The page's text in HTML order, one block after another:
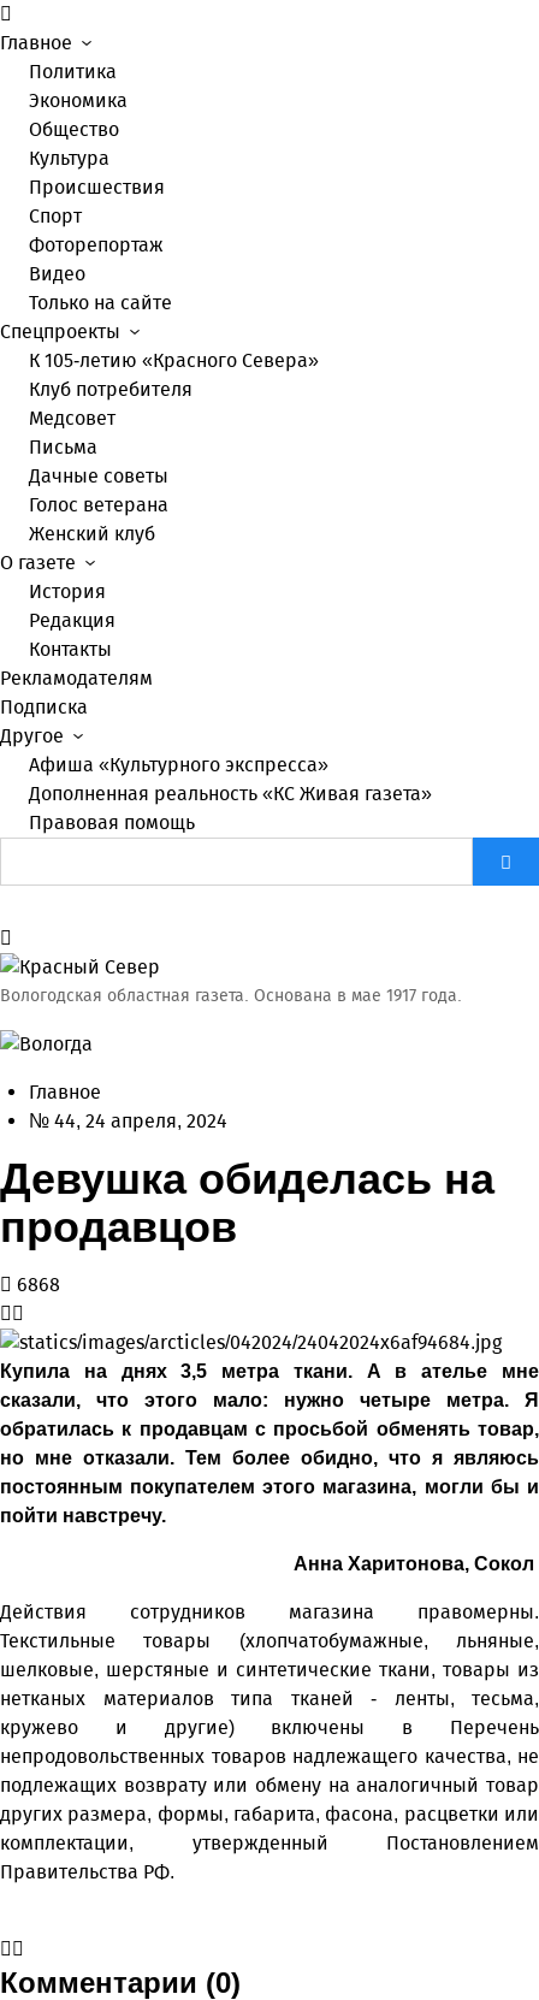
Главное
Политика
Экономика
Общество
Культура
Происшествия
Спорт
Фоторепортаж
Видео
Только на сайте
Спецпроекты
К 105-летию «Красного Севера»
Клуб потребителя
Медсовет
Письма
Дачные советы
Голос ветерана
Женский клуб
О газете
История
Редакция
Контакты
Рекламодателям
Подписка
Другое
Афиша «Культурного экспресса»
Дополненная реальность «КС Живая газета»
Правовая помощь
Вологодская областная газета. Основана в мае 1917 года.
Главное
№ 44, 24 апреля, 2024
Девушка обиделась на
продавцов
6868
Купила на днях 3,5 метра ткани. А в ателье мне
сказали, что этого мало: нужно четыре метра. Я
обратилась к продавцам с просьбой обменять товар,
но мне отказали. Тем более обидно, что я являюсь
постоянным покупателем этого магазина, могли бы и
пойти навстречу.
Анна Харитонова, Сокол
Действия сотрудников магазина правомерны.
Текстильные товары (хлопчатобумажные, льняные,
шелковые, шерстяные и синтетические ткани, товары из
нетканых материалов типа тканей - ленты, тесьма,
кружево и другие) включены в Перечень
непродовольственных товаров надлежащего качества, не
подлежащих возврату или обмену на аналогичный товар
других размера, формы, габарита, фасона, расцветки или
комплектации, утвержденный Постановлением
Правительства РФ.
Комментарии (0)